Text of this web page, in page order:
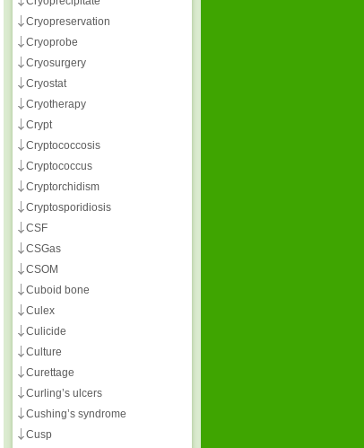
Cryopreservation
Cryoprobe
Cryosurgery
Cryostat
Cryotherapy
Crypt
Cryptococcosis
Cryptococcus
Cryptorchidism
Cryptosporidiosis
CSF
CSGas
CSOM
Cuboid bone
Culex
Culicide
Culture
Curettage
Curling’s ulcers
Cushing’s syndrome
Cusp